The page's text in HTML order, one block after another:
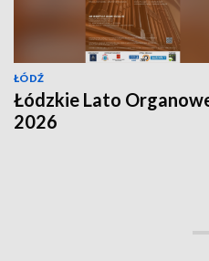
ŁÓDŹ
Łódzkie Lato
2026